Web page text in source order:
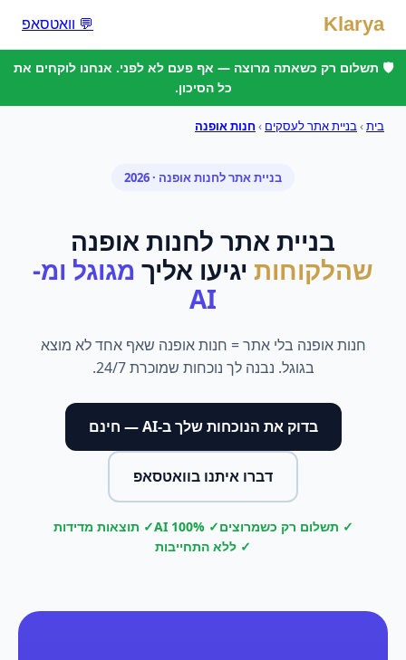
Klarya 💬 וואטסאפ
🛡️ תשלום רק כשאתה מרוצה — אף פעם לא לפני. אנחנו לוקחים את
כל הסיכון.
בית›בניית אתר לעסקים › חנות אופנה
בניית אתרלחנות אופנה · 2026
בניית אתר לחנות אופנה
שהלקוחות יגיעו אליך מגוגל ומ-
AI
חנות אופנה בלי אתר = חנות אופנה שאף אחד לא מוצא
בגוגל. נבנה לך נוכחות שמוכרת 24/7.
בדוק את הנוכחות שלך ב-AI — חינם
דברו איתנו בוואטסאפ
✓ תשלום רק כשמרוצים✓ 100% AI
✓ תוצאות מדידות
✓ ללא התחייבות